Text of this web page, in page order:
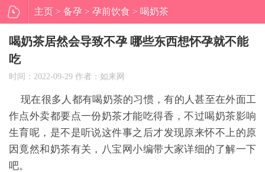
主页> 备孕> 孕前饮食 > 喝奶茶
居然会导致不孕 哪些东西想怀孕
喝奶茶居然会导致不孕 哪些东西想怀孕就不能
吃
时间：2022-09-29 作者：如来网
现在很多人都有喝奶茶的习惯，有的人甚至在外面工
作点外卖都要点一份奶茶才能吃得香，不过喝奶茶影响
生育呢，是不是听说这件事之后才发现原来怀不上的原
因竟然和奶茶有关，八宝网小编带大家详细的了解一下
吧。